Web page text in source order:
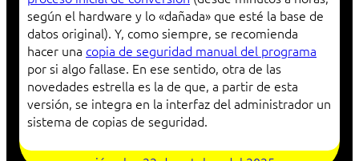
según el hardware y lo «dañada» que esté la base de
datos original). Y, como siempre, se recomienda
hacer una copia de seguridad manual del programa
por si algo fallase. En ese sentido, otra de las
novedades estrella es la de que, a partir de esta
versión, se integra en la interfaz del administrador un
sistema de copias de seguridad.